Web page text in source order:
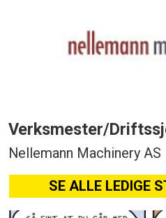
Verksmester/
Nellemann Machinery AS
SE ALLE LEDIGE